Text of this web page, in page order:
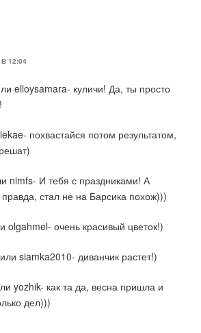
12:04
elloysamara- куличи! Да, ты просто
похвастайся потом результатом,
nimfs- И тебя с праздниками! А
стал не на Барсика похож)))
olgahmel- очень красивый цветок!)
siamka2010- диванчик растет!)
yozhik- как та да, весна пришла и
дел)))